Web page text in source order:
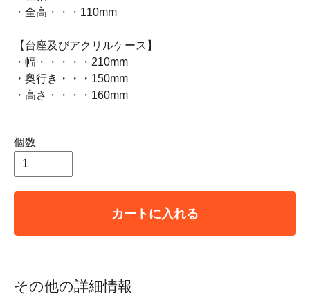
・全高・・・110mm
【台座及びアクリルケース】
・幅・・・・・210mm
・奥行き・・・150mm
・高さ・・・・160mm
個数
カートに入れる
その他の詳細情報